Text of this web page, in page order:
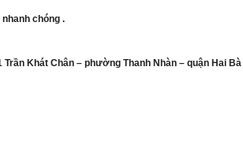
chóng .
Khát Chân – phường Thanh Nhàn – quận Hai